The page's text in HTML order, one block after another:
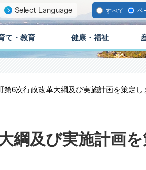
すべて ペ
て・教育 健康・福祉
第6次行政改革大綱及び実施計画を策定し
綱及び実施計画を